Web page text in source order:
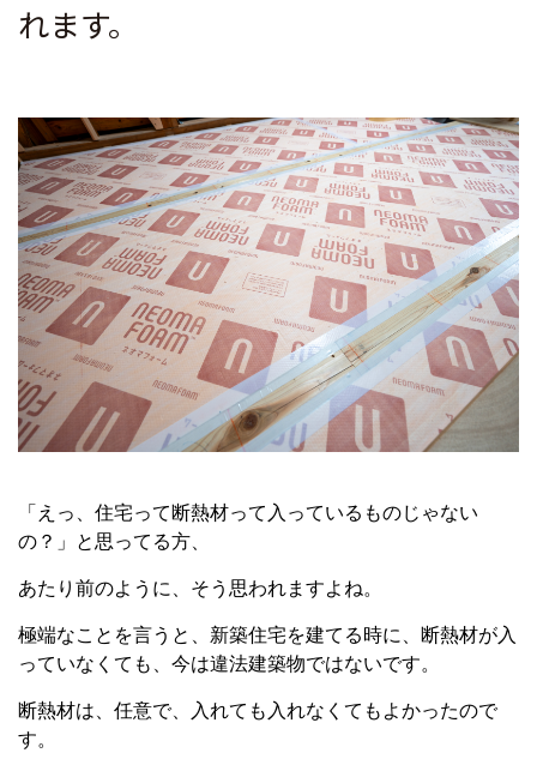
れます。
「えっ、住宅って断熱材って入っているものじゃない
の？」と思ってる方、
あたり前のように、そう思われますよね。
極端なことを言うと、新築住宅を建てる時に、断熱材が入
っていなくても、今は違法建築物ではないです。
断熱材は、任意で、入れても入れなくてもよかったので
す。